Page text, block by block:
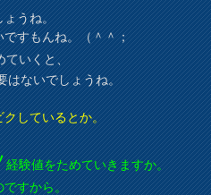
ょうね。
すもんね。（＾＾；
ていくと、
はないでしょうね。
クしているとか。
経験値をためていきますか。
ですから。